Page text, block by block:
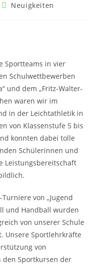
Neuigkeiten
Sportteams in vier
Schulwettbewerben
und dem „Fritz-Walter-
waren wir im
in der Leichtathletik in
von Klassenstufe 5 bis
konnten dabei tolle
Schülerinnen und
Leistungsbereitschaft
von „Jugend
und Handball wurden
von unserer Schule
Unsere Sportlehrkräfte
von
den Sportkursen der